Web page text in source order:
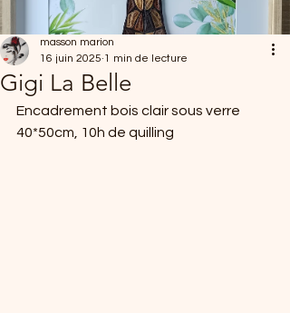
Gigi La Belle
masson marion
16 juin 2025 1 min de lecture
Encadrement bois clair sous verre
40*50cm, 10h de quilling